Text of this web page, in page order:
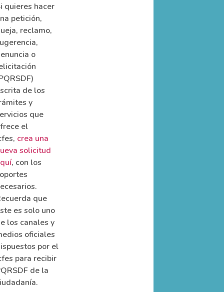
quieres hacer
petición,
reclamo,
o
de los
y
que
el
crea una
solicitud
, con los
que
es solo uno
los canales y
oficiales
por el
para recibir
de la